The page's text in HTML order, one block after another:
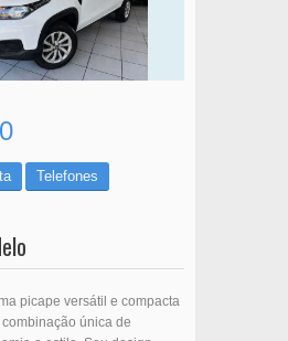
Telefones
picape versátil e compacta
única de